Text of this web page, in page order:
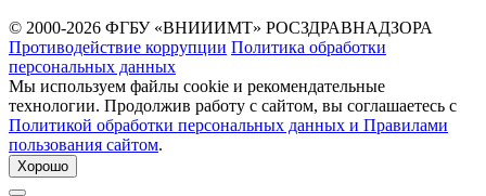
© 2000-2026 ФГБУ «ВНИИИМТ» РОСЗДРАВНАДЗОРА
Противодействие коррупции Политика обработки
персональных данных
Мы используем файлы cookie и рекомендательные
технологии. Продолжив работу с сайтом, вы соглашаетесь с
Политикой обработки персональных данных и Правилами
пользования сайтом.
Хорошо